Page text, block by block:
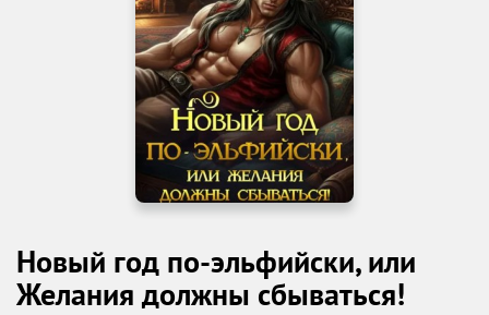
Новый год по-эльфийски, или
Желания должны сбываться!